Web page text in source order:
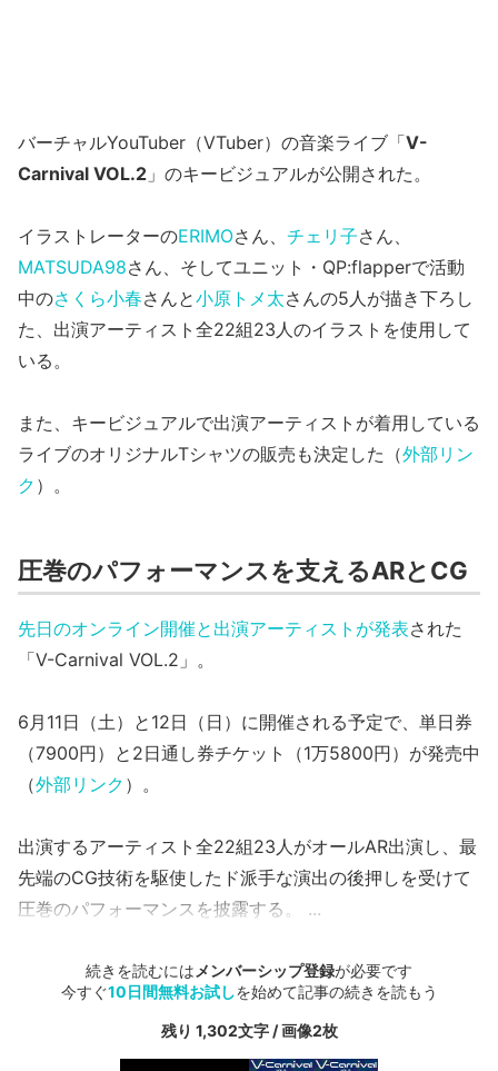
バーチャルYouTuber（VTuber）の音楽ライブ「V-
Carnival VOL.2 」のキービジュアルが公開された。
イラストレーターのERIMOさん、 チェリ子さん、
MATSUDA98さん、そしてユニット・QP:flapperで活動
中のさくら小春さんと小原トメ太さんの5人が描き下ろし
た、出演アーティスト全22組23人のイラストを使用して
いる。
また、キービジュアルで出演アーティストが着用している
ライブのオリジナルTシャツの販売も決定した（外部リン
ク ）。
圧巻のパフォーマンスを支えるARとCG
先日のオンライン開催と出演アーティストが発表された
「V-Carnival VOL.2」。
6月11日（土）と12日（日）に開催される予定で、単日券
（7900円）と2日通し券チケット（1万5800円）が発売中
（外部リンク ）。
出演するアーティスト全22組23人がオールAR出演し、最
先端のCG技術を駆使したド派手な演出の後押しを受けて
圧巻のパフォーマンスを披露する。 ...
続きを読むには メンバーシップ登録が必要です
今すぐ10日間無料お試しを始めて記事の続きを読もう
残り 1,302文字 / 画像2枚